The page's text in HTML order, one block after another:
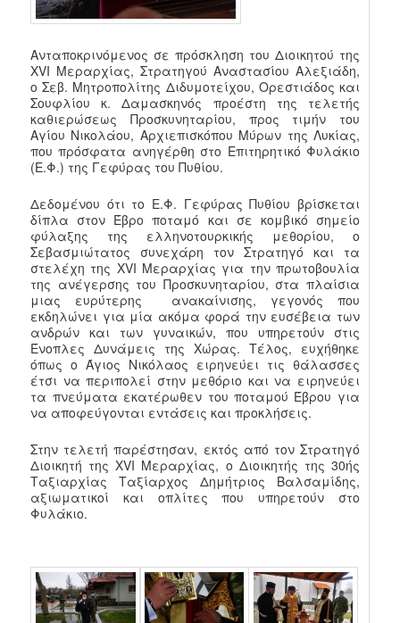
Ανταποκρινόμενος σε πρόσκληση του Διοικητού της
XVI Μεραρχίας, Στρατηγού Αναστασίου Αλεξιάδη,
ο Σεβ. Μητροπολίτης Διδυμοτείχου, Ορεστιάδος και
Σουφλίου κ. Δαμασκηνός προέστη της τελετής
καθιερώσεως Προσκυνηταρίου, προς τιμήν του
Αγίου Νικολάου, Αρχιεπισκόπου Μύρων της Λυκίας,
που πρόσφατα ανηγέρθη στο Επιτηρητικό Φυλάκιο
(Ε.Φ.) της Γεφύρας του Πυθίου.
Δεδομένου ότι το Ε.Φ. Γεφύρας Πυθίου βρίσκεται
δίπλα στον Έβρο ποταμό και σε κομβικό σημείο
φύλαξης της ελληνοτουρκικής μεθορίου, ο
Σεβασμιώτατος συνεχάρη τον Στρατηγό και τα
στελέχη της XVI Μεραρχίας για την πρωτοβουλία
της ανέγερσης του Προσκυνηταρίου, στα πλαίσια
μιας ευρύτερης ανακαίνισης, γεγονός που
εκδηλώνει για μία ακόμα φορά την ευσέβεια των
ανδρών και των γυναικών, που υπηρετούν στις
Ένοπλες Δυνάμεις της Χώρας. Τέλος, ευχήθηκε
όπως ο Άγιος Νικόλαος ειρηνεύει τις θάλασσες
έτσι να περιπολεί στην μεθόριο και να ειρηνεύει
τα πνεύματα εκατέρωθεν του ποταμού Έβρου για
να αποφεύγονται εντάσεις και προκλήσεις.
Στην τελετή παρέστησαν, εκτός από τον Στρατηγό
Διοικητή της XVI Μεραρχίας, ο Διοικητής της 30ής
Ταξιαρχίας Ταξίαρχος Δημήτριος Βαλσαμίδης,
αξιωματικοί και οπλίτες που υπηρετούν στο
Φυλάκιο.